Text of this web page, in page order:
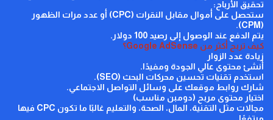
تحقيق الأرباح:
ستحصل على أموال مقابل النقرات (CPC) أو عدد مرات الظهور
(
CPM
).
يتم الدفع عند الوصول إلى رصيد 100 دولار.
كيف تربح أكثر من Google AdSense؟
زيادة عدد الزوار
أنشئ محتوى عالي الجودة ومفيدًا.
استخدم تقنيات تحسين محركات البحث (SEO
).
شارك روابط موقعك على وسائل التواصل الاجتماعي.
اختيار محتوى مربح (دومبن مناسب)
مجالات مثل التقنية، المال، الصحة، والتعليم غالبًا ما تكون CPC فيها